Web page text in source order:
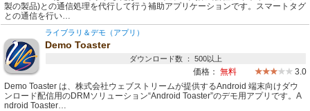
製の製品)との通信処理を代行して行う補助アプリケーションです。スマートタグ
との通信を行い…
ライブラリ＆デモ（アプリ）
Demo Toaster
ダウンロード数 ： 500以上
価格： 無料
3.0
Demo Toaster は、株式会社ウェブストリームが提供するAndroid 端末向けダウ
ンロード配信用のDRMソリューション“Android Toaster”のデモ用アプリです。A
ndroid Toaster…